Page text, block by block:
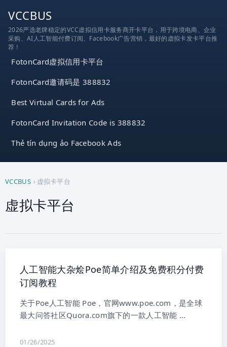
VCCBUS
2026严选老牌稳定的VCC虚拟信用卡服务商开卡平台，用于跨境电商、企业
采购、AI人工智能付费订阅、Facebook广告营销，最好的虚拟卡发卡平台推
荐！
FotonCard虚拟信用卡平台
FotonCard邀请码是 388832
Best Virtual Cards for Ads
FotonCard Invitation Code is 388832
Thẻ tín dụng ảo Facebook Ads
VCCBUS › 虚拟卡平台
虚拟卡平台
人工智能大杂烩Poe简单介绍及免费积分付费
订阅教程
关于Poe人工智能 Poe，官网www.poe.com，是全球
最大问答社区Quora.com旗下的一款人工智能 …
01/26/2025